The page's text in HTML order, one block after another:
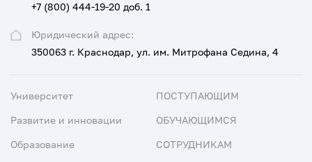
Юридический адрес:
350063 г. Краснодар, ул. им. Митрофана Седина, 4
+7 (800) 444-19-20 доб. 1
Университет
Развитие и инновации
Образование
ПОСТУПАЮЩИМ
ОБУЧАЮЩИМСЯ
СОТРУДНИКАМ